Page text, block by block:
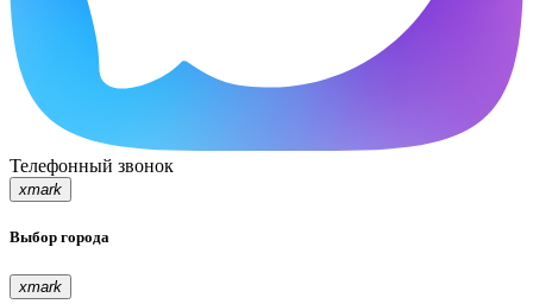
Телефонный звонок
xmark
Выбор города
xmark